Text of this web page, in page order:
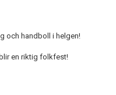
och handboll i helgen!
en riktig folkfest!